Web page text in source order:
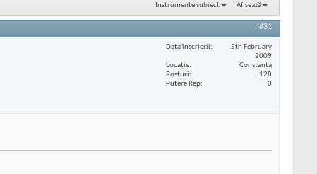
Instrumente subiect Afișează
#31
Data înscrierii
5th February
2009
Locaţie
Constanta
Posturi
128
Putere Rep
0